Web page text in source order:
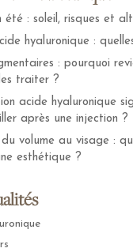
été : soleil, risques et
hyaluronique :
: pourquoi
traiter ?
acide hyaluronique
après une injection ?
du volume au visage :
esthétique ?